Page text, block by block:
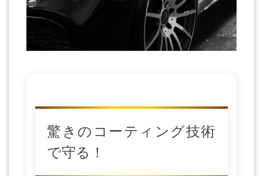
驚きのコーティング技術
で守る！